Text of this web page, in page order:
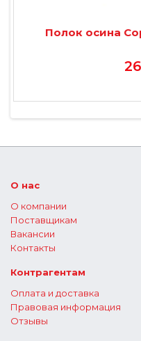
Полок осина
О нас
О компании
Поставщикам
Вакансии
Контакты
Контрагентам
Оплата и доставка
Правовая информация
Отзывы